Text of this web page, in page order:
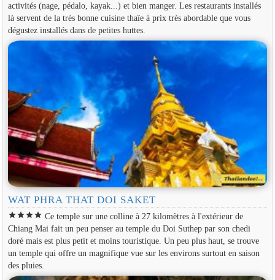
activités (nage, pédalo, kayak...) et bien manger. Les restaurants installés
là servent de la très bonne cuisine thaïe à prix très abordable que vous
dégustez installés dans de petites huttes.
WAT PHRA THAT DOI SAKET
starstarstarstar Ce temple sur une colline à 27 kilomètres à l'extérieur de
Chiang Mai fait un peu penser au temple du Doi Suthep par son chedi
doré mais est plus petit et moins touristique. Un peu plus haut, se trouve
un temple qui offre un magnifique vue sur les environs surtout en saison
des pluies.